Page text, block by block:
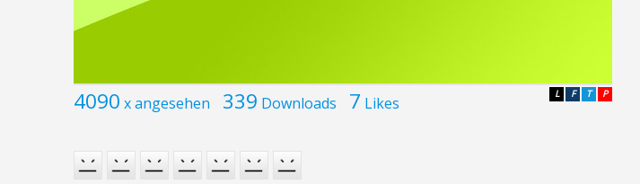
4090 x angesehen 339 Downloads 7 Likes P
T
F
L